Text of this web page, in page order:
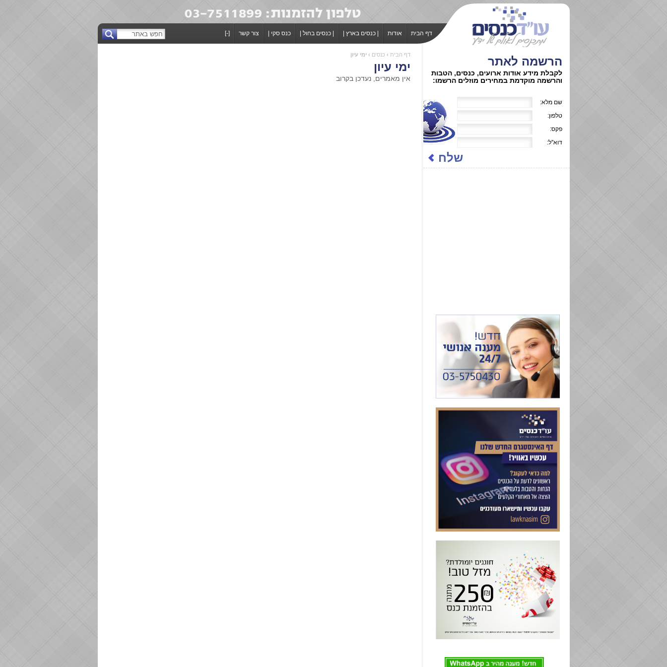
דף הבית אודות | כנסים בארץ | | כנסים בחול | כנס סקי | צור קשר [-]
הרשמה לאתר
לקבלת מידע אודות ארועים, כנסים, הטבות
והרשמה מוקדמת במחירים מוזלים הרשמו:
שם מלא:
טלפון:
פקס:
דוא''ל:
שלח
דף הבית › כנסים › ימי עיון
ימי עיון
אין מאמרים, נעדכן בקרוב